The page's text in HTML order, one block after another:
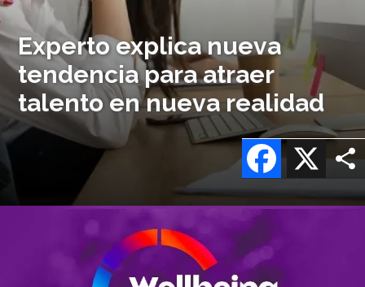
Experto explica nueva
tendencia para atraer
talento en nueva realidad
X
Facebook